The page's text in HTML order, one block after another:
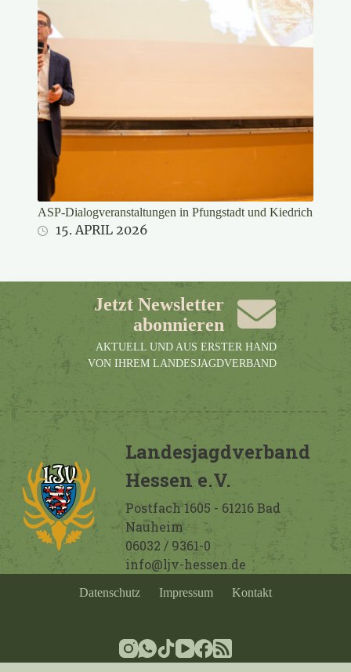
ASP-Dialogveranstaltungen in Pfungstadt und Kiedrich
15. APRIL 2026
Jetzt Newsletter
abonnieren
AKTUELL UND AUS ERSTER HAND
VON IHREM LANDESJAGDVERBAND
Landesjagdverband
Hessen e.V.
Postfach 1605 - 61216 Bad
Nauheim
06032 / 9361-0
info@ljv-hessen.de
Datenschutz Impressum Kontakt